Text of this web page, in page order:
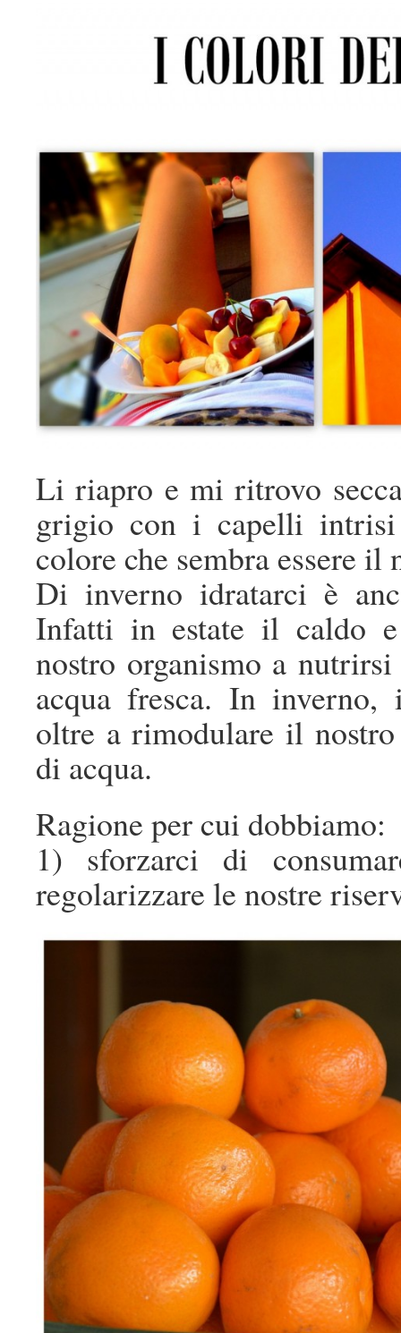
Li riapro e mi ritrovo
grigio con i capelli
colore che sembra essere il
Di inverno idratarci è
Infatti in estate il caldo
nostro organismo a
acqua fresca. In inverno,
oltre a rimodulare il
di acqua.
Ragione per cui dobbiamo:
1) sforzarci di
regolarizzare le nostre